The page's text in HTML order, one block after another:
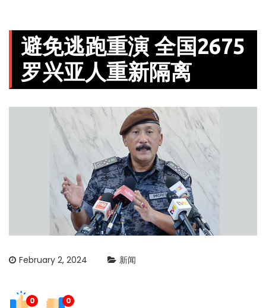
避免逃跑重演 全国2675
罗兴亚人重新隔离
February 2, 2024 新闻
0 0